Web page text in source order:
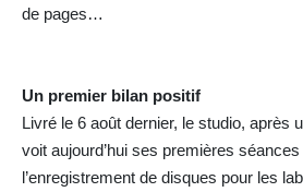
de pages…
Un premier bilan positif
Livré le 6 août dernier, le studio, après
voit aujourd’hui ses premières
l’enregistrement de disques pour les